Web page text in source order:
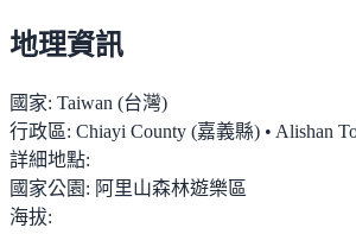
地理資訊
國家: Taiwan (台灣)
行政區: Chiayi County (嘉義縣) • Alishan
詳細地點:
國家公園: 阿里山森林遊樂區
海拔: